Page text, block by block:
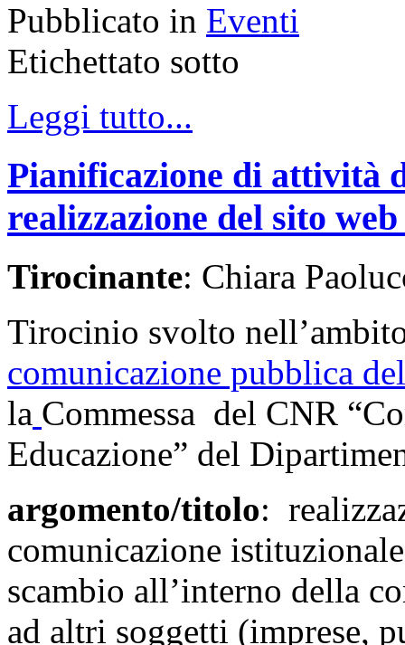
Pubblicato in Eventi
Etichettato sotto
Leggi tutto...
Pianificazione di attività
realizzazione del sito
Tirocinante: Chiara
Tirocinio svolto
comunicazione pubblica
la Commessa del CNR
Educazione” del
argomento/titolo:
comunicazione
scambio all’interno della
ad altri soggetti (imprese,